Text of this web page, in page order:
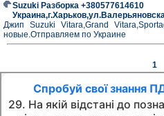
Suzuki Разборка +380577614610
Джип Suzuki Vitara,Grand
новые.Отправляем по Украине
1